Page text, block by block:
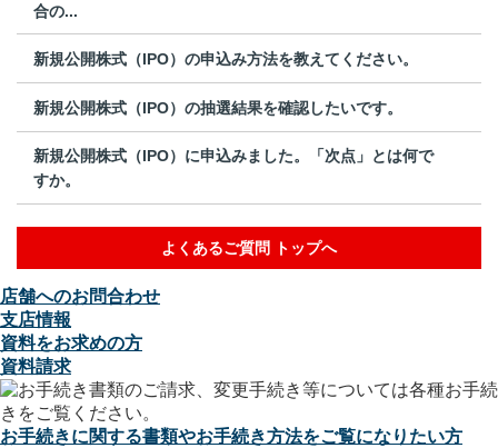
合の...
新規公開株式（IPO）の申込み方法を教えてください。
新規公開株式（IPO）の抽選結果を確認したいです。
新規公開株式（IPO）に申込みました。「次点」とは何で
すか。
よくあるご質問 トップへ
店舗へのお問合わせ
支店情報
資料をお求めの方
資料請求
お手続きに関する書類やお手続き方法をご覧になりたい方